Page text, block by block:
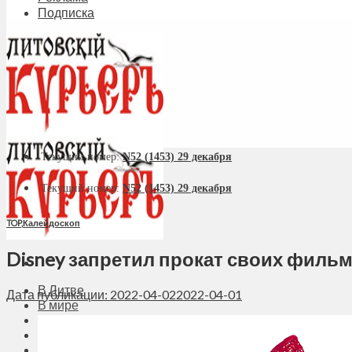
Подписка
В Литве
В мире
Текущий номер:N52 (1453) 29 декабря
Текущий номер: N52 (1453) 29 декабря
TOP,Калейдоскоп
Disney запретил прокат своих
Дата публикации: 2022-04-022022-04-01